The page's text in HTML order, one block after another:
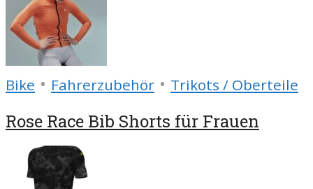
Bike • Fahrerzubehör • Trikots / Oberteile
Rose Race Bib Shorts für Frauen